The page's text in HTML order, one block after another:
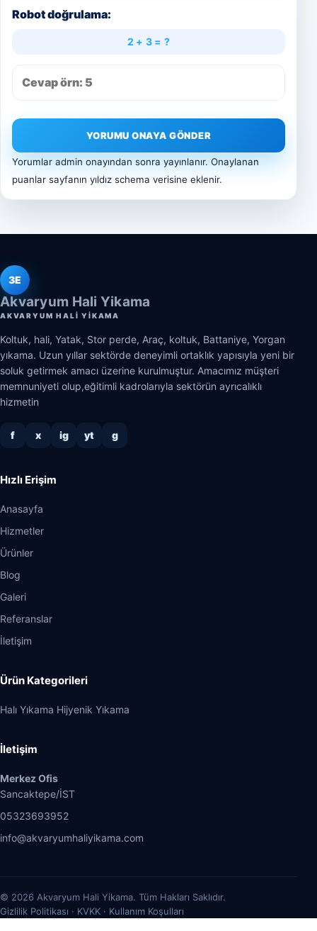
Robot doğrulama:
2 + 3 = ?
YORUMU ONAYA GÖNDER
Yorumlar admin onayından sonra yayınlanır. Onaylanan
puanlar sayfanın yıldız schema verisine eklenir.
3E
Akvaryum Hali Yikama
AKVARYUM HALI YIKAMA
Koltuk, hali, Yatak, Stor perde, Araç, koltuk, Battaniye, Yorgan
yıkama. Uzun yıllar sektörde deneyimli ortaklık yapısıyla yeni bir
soluk getirmek amacı üzerine kurulmuştur. Amacımız müşteri
memnuniyeti olup,eğitimli kadrolarıyla sektörün ayrıcalıklı
hizmetin
f x ig yt g
Hızlı Erişim
Anasayfa
Hizmetler
Ürünler
Blog
Galeri
Referanslar
İletişim
Ürün Kategorileri
Halı Yıkama Hijyenik Yıkama
İletişim
Merkez Ofis
Sancaktepe/İST
05323693952
info@akvaryumhaliyikama.com
© 2026 Akvaryum Hali Yikama. Tüm Hakları Saklıdır.
Gizlilik Politikası · KVKK · Kullanım Koşulları